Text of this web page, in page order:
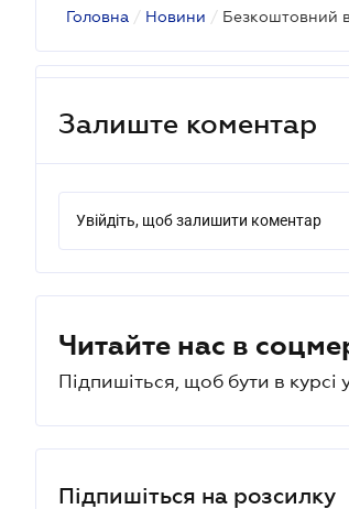
Головна / Новини /
Залиште коментар
Увійдіть, щоб залишити коментар
Читайте нас в
Підпишіться, щоб бути в курсі
Підпишіться на розсилку